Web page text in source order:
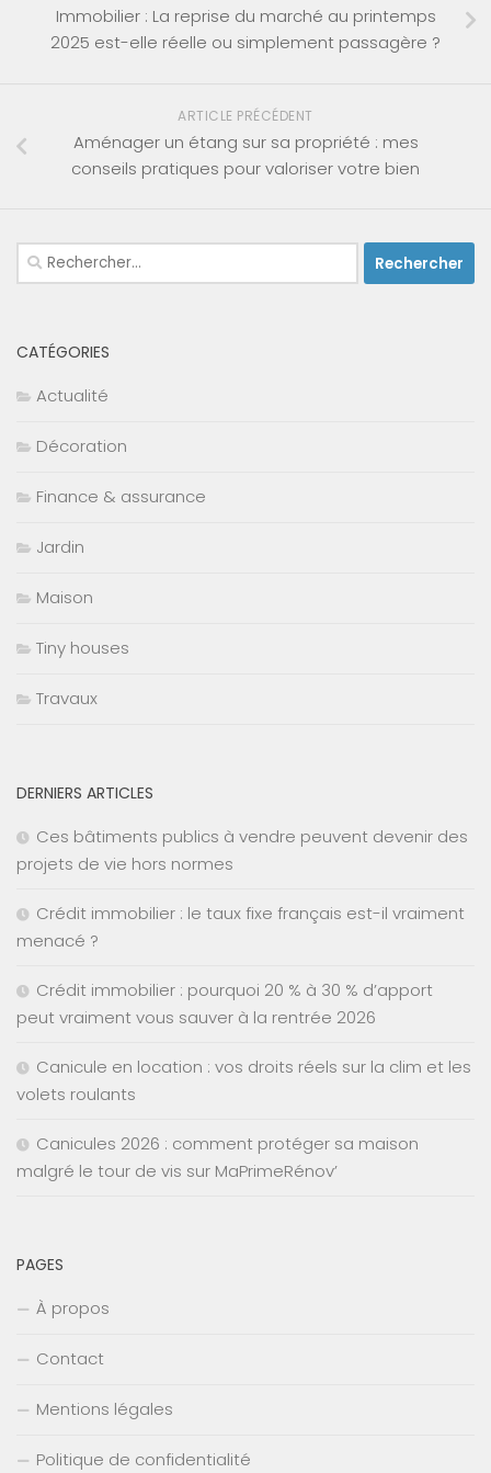
Immobilier : La reprise du marché au printemps
2025 est-elle réelle ou simplement passagère ?
ARTICLE PRÉCÉDENT
Aménager un étang sur sa propriété : mes
conseils pratiques pour valoriser votre bien
Rechercher :
CATÉGORIES
Actualité
Décoration
Finance & assurance
Jardin
Maison
Tiny houses
Travaux
DERNIERS ARTICLES
Ces bâtiments publics à vendre peuvent devenir des
projets de vie hors normes
Crédit immobilier : le taux fixe français est-il vraiment
menacé ?
Crédit immobilier : pourquoi 20 % à 30 % d’apport
peut vraiment vous sauver à la rentrée 2026
Canicule en location : vos droits réels sur la clim et les
volets roulants
Canicules 2026 : comment protéger sa maison
malgré le tour de vis sur MaPrimeRénov’
PAGES
À propos
Contact
Mentions légales
Politique de confidentialité